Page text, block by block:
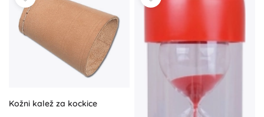
Kožni kalež za kockice